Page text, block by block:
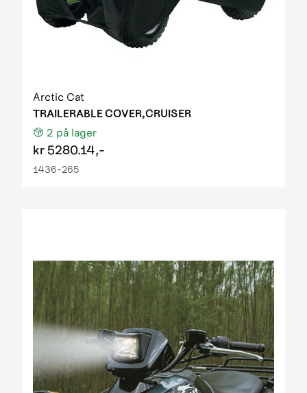
Arctic Cat
TRAILERABLE COVER,CRUISER
2 på lager
kr 5280.14,-
1436-265